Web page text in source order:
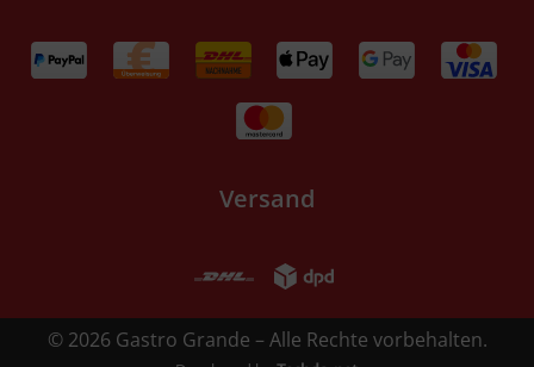
Versand
© 2026 Gastro Grande – Alle Rechte vorbehalten.